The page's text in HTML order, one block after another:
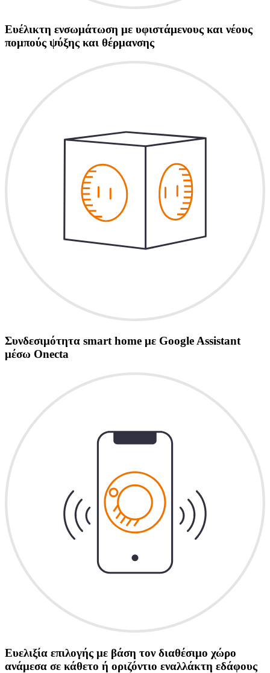
Ευέλικτη ενσωμάτωση με υφιστάμενους και νέους
πομπούς ψύξης και θέρμανσης
Συνδεσιμότητα smart home με Google Assistant
μέσω Onecta
Ευελιξία επιλογής με βάση τον διαθέσιμο χώρο
ανάμεσα σε κάθετο ή οριζόντιο εναλλάκτη εδάφους